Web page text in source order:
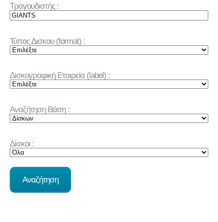
Τραγουδιστής :
Τύπος Δισκου (format) :
Δισκογραφική Εταιρεία (label) :
Αναζήτηση Βάση :
Δίσκοι :